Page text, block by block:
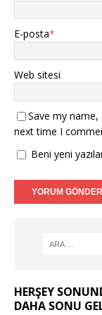
E-posta*
Web sitesi
Save my
next time I
Beni yeni
HERŞEY
DAHA SONU